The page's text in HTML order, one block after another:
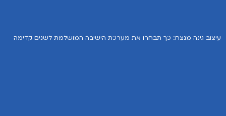
עיצוב גינה מנצח: כך תבחרו את מערכת הישיבה המושלמת לשנים קדימה